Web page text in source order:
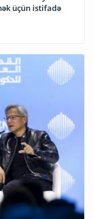
üçün istifadə